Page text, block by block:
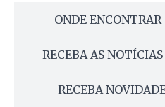
ONDE ENCONTRAR
RECEBA AS
RECEBA